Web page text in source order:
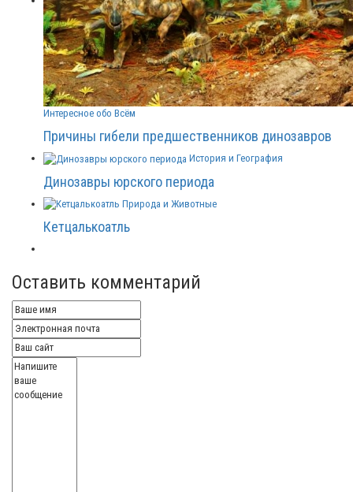
Интересное обо Всём
Причины гибели предшественников динозавров
История и География
Динозавры юрского периода
Природа и Животные
Кетцалькоатль
Оставить комментарий